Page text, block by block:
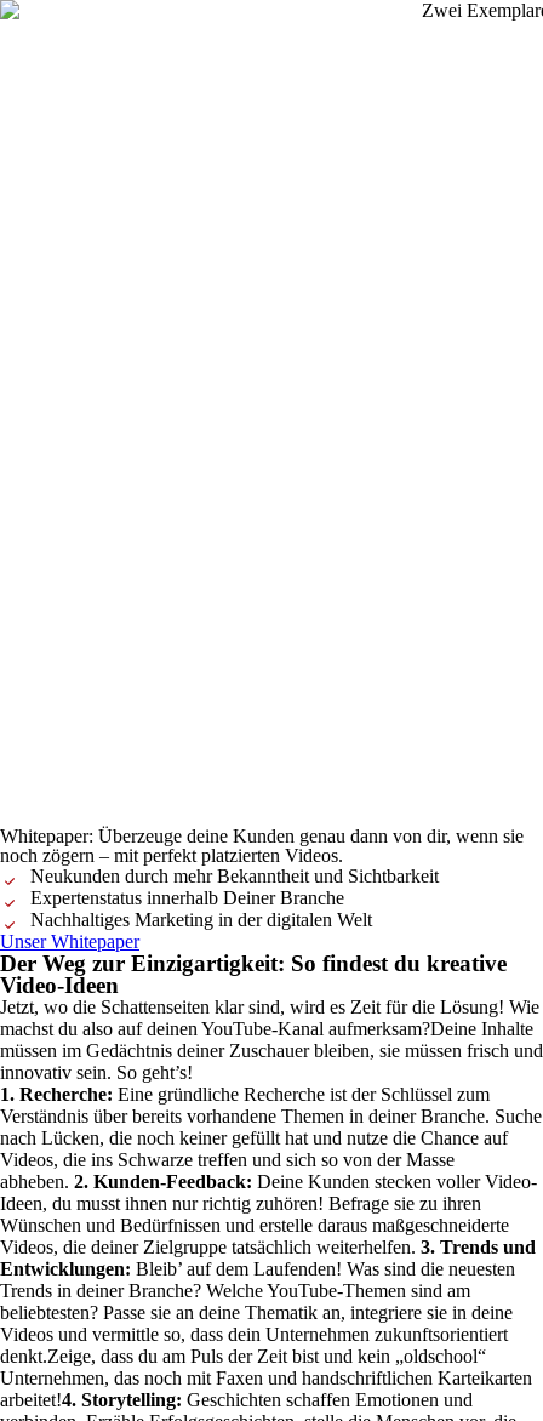
Whitepaper: Überzeuge deine Kunden genau dann von dir, wenn sie
noch zögern – mit perfekt platzierten Videos.
Neukunden durch mehr Bekanntheit und Sichtbarkeit
Expertenstatus innerhalb Deiner Branche
Nachhaltiges Marketing in der digitalen Welt
Unser Whitepaper
Der Weg zur Einzigartigkeit: So findest du kreative
Video-Ideen
Jetzt, wo die Schattenseiten klar sind, wird es Zeit für die Lösung! Wie
machst du also auf deinen YouTube-Kanal aufmerksam?Deine Inhalte
müssen im Gedächtnis deiner Zuschauer bleiben, sie müssen frisch und
innovativ sein. So geht’s!
1. Recherche: Eine gründliche Recherche ist der Schlüssel zum
Verständnis über bereits vorhandene Themen in deiner Branche. Suche
nach Lücken, die noch keiner gefüllt hat und nutze die Chance auf
Videos, die ins Schwarze treffen und sich so von der Masse
abheben. 2. Kunden-Feedback: Deine Kunden stecken voller Video-
Ideen, du musst ihnen nur richtig zuhören! Befrage sie zu ihren
Wünschen und Bedürfnissen und erstelle daraus maßgeschneiderte
Videos, die deiner Zielgruppe tatsächlich weiterhelfen. 3. Trends und
Entwicklungen: Bleib’ auf dem Laufenden! Was sind die neuesten
Trends in deiner Branche? Welche YouTube-Themen sind am
beliebtesten? Passe sie an deine Thematik an, integriere sie in deine
Videos und vermittle so, dass dein Unternehmen zukunftsorientiert
denkt.Zeige, dass du am Puls der Zeit bist und kein „oldschool“
Unternehmen, das noch mit Faxen und handschriftlichen Karteikarten
arbeitet!4. Storytelling: Geschichten schaffen Emotionen und